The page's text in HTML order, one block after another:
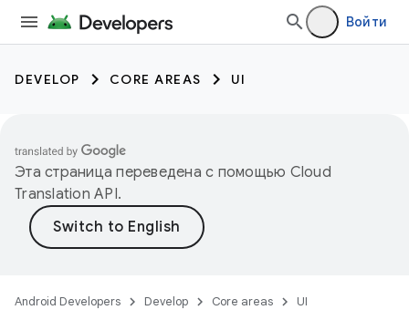
Войти
DEVELOP CORE AREAS UI
Эта страница переведена с помощью Cloud
Translation API.
Android Developers Develop Core areas
UI